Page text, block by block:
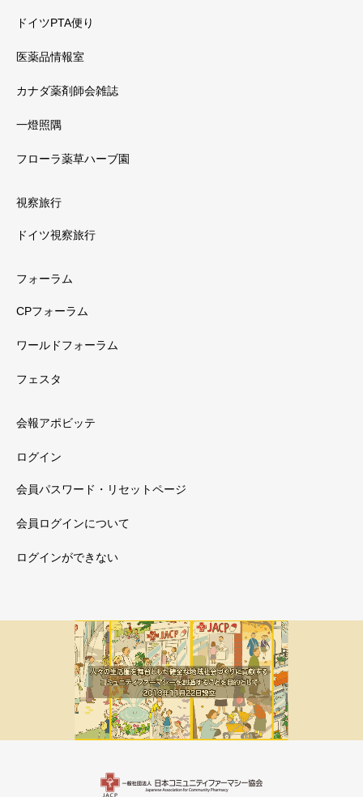
ドイツPTA便り
医薬品情報室
カナダ薬剤師会雑誌
一燈照隅
フローラ薬草ハーブ園
視察旅行
ドイツ視察旅行
フォーラム
CPフォーラム
ワールドフォーラム
フェスタ
会報アポビッテ
ログイン
会員パスワード・リセットページ
会員ログインについて
ログインができない
会員限定